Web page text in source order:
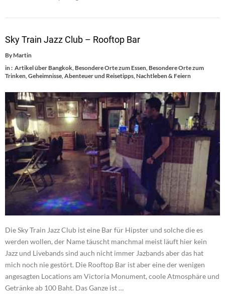
Sky Train Jazz Club – Rooftop Bar
ByMartin
in : Artikel über Bangkok,Besondere Orte zum Essen,Besondere Orte zum
Trinken,Geheimnisse, Abenteuer und Reisetipps,Nachtleben & Feiern
Die Sky Train Jazz Club ist eine Bar für Hipster und solche die es
werden wollen, der Name täuscht manchmal meist läuft hier kein
Jazz und Livebands sind auch nicht immer Jazbands aber das hat
mich noch nie gestört. Die Rooftop Bar ist aber eine der wenigen
angesagten Locations am Victoria Monument, coole Atmosphäre und
Getränke ab 100 Baht. Das Ganze ist …